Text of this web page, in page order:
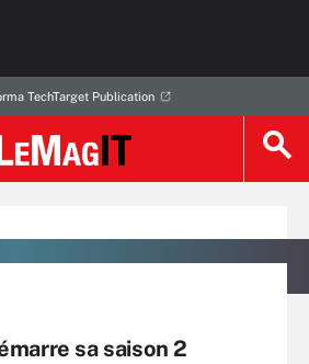
TechTarget Publication
sa saison 2